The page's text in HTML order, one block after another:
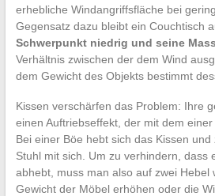
erhebliche Windangriffsfläche bei
Gegensatz dazu bleibt ein Couchtisch
Schwerpunkt niedrig und seine
Verhältnis zwischen der dem Wind
dem Gewicht des Objekts bestimmt
Kissen verschärfen das Problem: Ihre
einen Auftriebseffekt, der mit dem
Bei einer Böe hebt sich das Kissen
Stuhl mit sich. Um zu verhindern, dass
abhebt, muss man also auf zwei Hebel
Gewicht der Möbel erhöhen oder die